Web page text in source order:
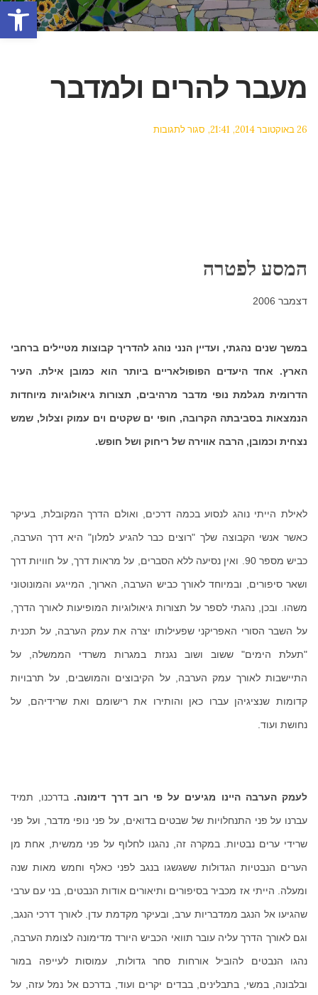
פתח
מעבר להרים ולמדבר
26 באוקטובר 2014 21:41 סגור לתגובותעל
המסע לפטרה
דצמבר 2006
במשך שנים נהגתי, ועדיין הנני נוהג להדריך קבוצות מטיילים ברחבי
הארץ. אחד היעדים הפופולאריים ביותר הוא כמובן אילת. העיר
הדרומית מגלמת נופי מדבר מרהיבים, תצורות גיאולוגיות מיוחדות
הנמצאות בסביבתה הקרובה, חופי ים שקטים וים עמוק וצלול, שמש
נצחית וכמובן, הרבה אווירה של ריחוק ושל חופש.
לאילת הייתי נוהג לנסוע בכמה דרכים, ואולם הדרך המקובלת, בעיקר
כאשר אנשי הקבוצה שלך "רוצים כבר להגיע למלון" היא דרך הערבה,
כביש מספר 90. ואין נסיעה ללא הסברים, על מראות דרך, על חוויות דרך
ושאר סיפורים, ובמיוחד לאורך כביש הערבה, הארוך, המייגע והמונוטוני
משהו. ובכן, נהגתי לספר על תצורות גיאולוגיות המופיעות לאורך הדרך,
על השבר הסורי האפריקני שפעילותו יצרה את עמק הערבה, על תכנית
"תעלת הימים" ששוב ושוב נגנזת במגרות משרדי הממשלה, על
התיישבות לאורך עמק הערבה, על הקיבוצים והמושבים, על תרבויות
קדומות שנציגיהן עברו כאן והותירו את רישומם ואת שרידיהם, על
נחושת ועוד.
לעמק הערבה היינו מגיעים על פי רוב דרך דימונה. בדרכנו, תמיד
עברנו על פני התנחלויות של שבטים בדואים, על פני נופי מדבר, ועל פני
שרידי ערים נבטיות. במקרה זה, נהגנו לחלוף על פני ממשית, אחת מן
הערים הנבטיות הגדולות ששגשגו בנגב לפני כאלף וחמש מאות שנה
ומעלה. הייתי אז מכביר בסיפורים ותיאורים אודות הנבטים, בני עם ערבי
שהגיעו אל הנגב ממדבריות ערב, ובעיקר מקדמת עדן. לאורך דרכי הנגב,
וגם לאורך הדרך עליה עובר תוואי הכביש היורד מדימונה לצומת הערבה,
נהגו הנבטים להוביל אורחות סחר גדולות, עמוסות לעייפה במור
ובלבונה, במשי, בתבלינים, בבדים יקרים ועוד, בדרכם אל נמל עזה, על